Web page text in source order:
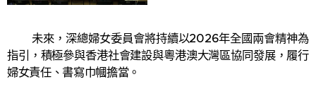
未來，深總婦女委員會將持續以2026年全國兩會精神為
指引，積極參與香港社會建設與粵港澳大灣區協同發展，履行
婦女責任、書寫巾幗擔當。